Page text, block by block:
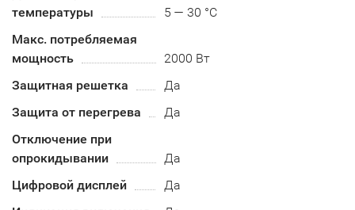
температуры
5 — 30 °C
Макс. потребляемая
мощность
2000 Вт
Защитная решетка
Да
Защита от перегрева
Да
Отключение при
опрокидывании
Да
Цифровой дисплей
Да